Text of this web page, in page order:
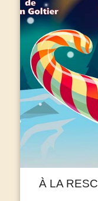
À LA